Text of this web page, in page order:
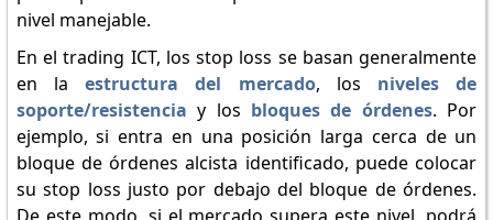
nivel manejable.
En el trading ICT, los stop loss se basan generalmente
en laestructura del mercado, los niveles de
soporte/resistencia y los bloques de órdenes. Por
ejemplo, si entra en una posición larga cerca de un
bloque de órdenes alcista identificado, puede colocar
su stop loss justo por debajo del bloque de órdenes.